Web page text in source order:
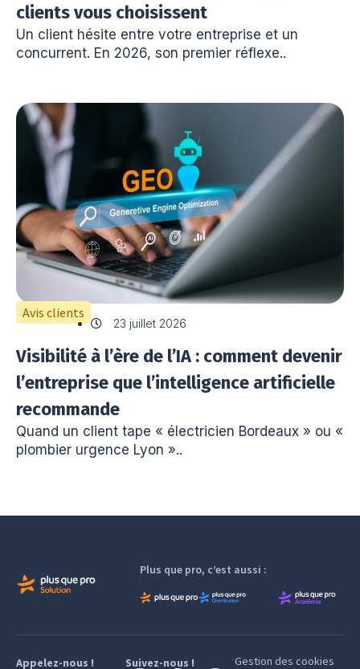
clients vous choisissent
Un client hésite entre votre entreprise et un
concurrent. En 2026, son premier réflexe..
Avis clients
23 juillet 2026
Visibilité à l’ère de l’IA : comment devenir
l’entreprise que l’intelligence artificielle
recommande
Quand un client tape « électricien Bordeaux » ou «
plombier urgence Lyon »..
Plus que pro, c’est aussi :
Appelez-nous ! Suivez-nous ! Gestion des cookies